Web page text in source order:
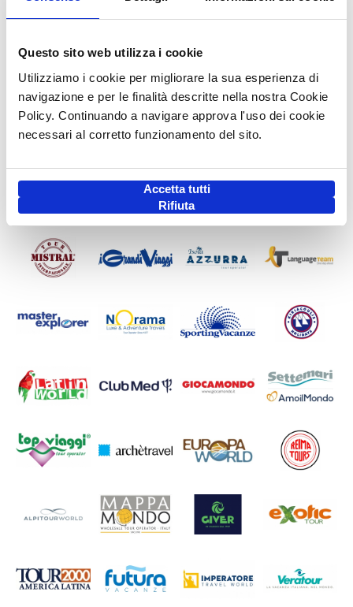
Questo sito web utilizza i cookie
Utilizziamo i cookie per migliorare la sua esperienza di
navigazione e per le finalità descritte nella nostra Cookie
Policy. Continuando a navigare approva l'uso dei cookie
necessari al corretto funzionamento del sito.
Accetta tutti
Rifiuta